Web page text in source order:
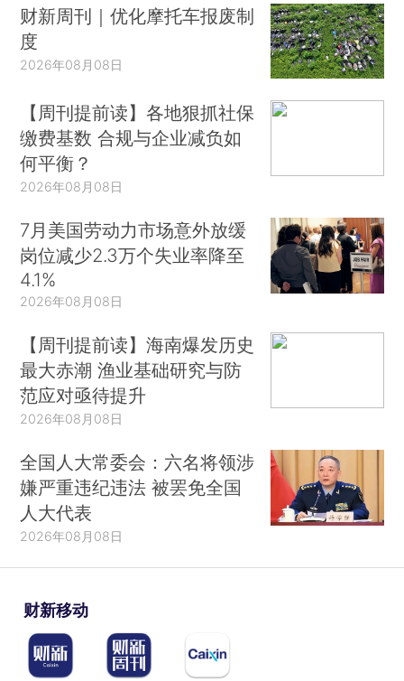
财新周刊｜优化摩托车报废制
度
2026年08月08日
【周刊提前读】各地狠抓社保
缴费基数 合规与企业减负如
何平衡？
2026年08月08日
7月美国劳动力市场意外放缓
岗位减少2.3万个失业率降至
4.1%
2026年08月08日
【周刊提前读】海南爆发历史
最大赤潮 渔业基础研究与防
范应对亟待提升
2026年08月08日
全国人大常委会：六名将领涉
嫌严重违纪违法 被罢免全国
人大代表
2026年08月08日
财新移动